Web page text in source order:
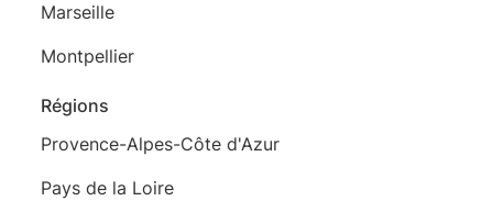
Marseille
Montpellier
Régions
Provence-Alpes-Côte d'Azur
Pays de la Loire